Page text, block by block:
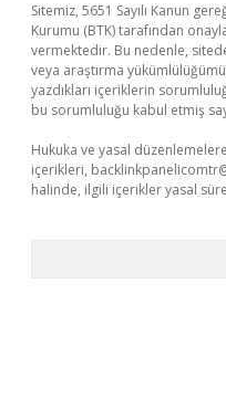
Sitemiz, 5651 Sayılı Kanun
Kurumu (BTK) tarafından
vermektedir. Bu nedenle,
veya araştırma
yazdıkları içeriklerin
bu sorumluluğu kabul etmiş
Hukuka ve yasal
içerikleri,
halinde, ilgili içerikler yasal